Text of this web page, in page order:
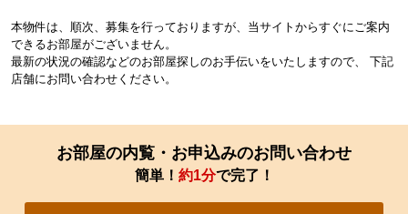
本物件は、順次、募集を行っておりますが、当サイトからすぐにご案内
できるお部屋がございません。
最新の状況の確認などのお部屋探しのお手伝いをいたしますので、 下記
店舗にお問い合わせください。
お部屋の内覧・お申込みのお問い合わせ
簡単！ 約1分で完了！